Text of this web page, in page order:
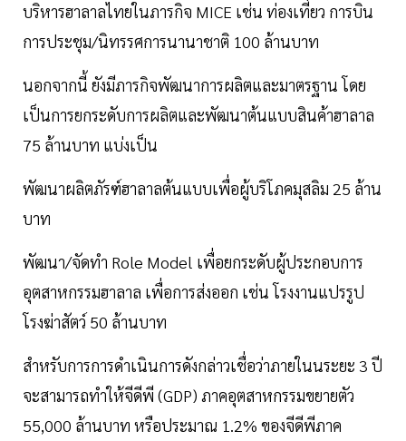
บริหารฮาลาลไทยในภารกิจ MICE เช่น ท่องเที่ยว การบิน
การประชุม/นิทรรศการนานาชาติ 100 ล้านบาท
นอกจากนี้ ยังมีภารกิจพัฒนาการผลิตและมาตรฐาน โดย
เป็นการยกระดับการผลิตและพัฒนาต้นแบบสินค้าฮาลาล
75 ล้านบาท แบ่งเป็น
พัฒนาผลิตภัรฑ์ฮาลาลต้นแบบเพื่อผู้บริโภคมุสลิม 25 ล้าน
บาท
พัฒนา/จัดทำ Role Model เพื่อยกระดับผู้ประกอบการ
อุตสาหกรรมฮาลาล เพื่อการส่งออก เช่น โรงงานแปรรูป
โรงฆ่าสัตว์ 50 ล้านบาท
สำหรับการการดำเนินการดังกล่าวเชื่อว่าภายในนระยะ 3 ปี
จะสามารถทำให้จีดีพี (GDP) ภาคอุตสาหกรรมขยายตัว
55,000 ล้านบาท หรือประมาณ 1.2% ของจีดีพีภาค